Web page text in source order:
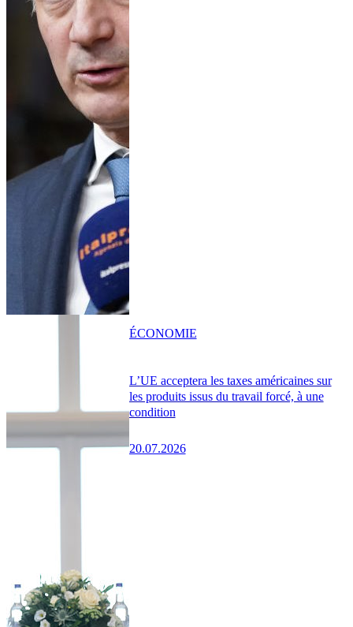
L’UE acceptera les taxes américaines sur
les produits issus du travail forcé, à une
condition
20.07.2026
ÉCONOMIE